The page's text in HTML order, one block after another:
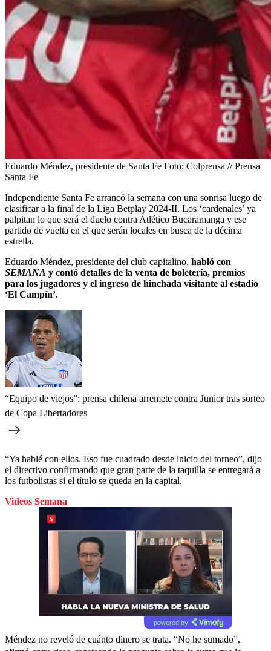
Eduardo Méndez, presidente de Santa Fe Foto: Colprensa // Prensa
Santa Fe
Independiente Santa Fe arrancó la semana con una sonrisa luego de
clasificar a la final de la Liga Betplay 2024-II. Los ‘cardenales’ ya
palpitan lo que será el duelo contra Atlético Bucaramanga y ese
partido de vuelta en el que serán locales en busca de la décima
estrella.
Eduardo Méndez, presidente del club capitalino, habló con
SEMANA y contó detalles de la venta de boletería, premios
para los jugadores y el ingreso de hinchada visitante al estadio
‘El Campín’.
“Equipo de viejos”: prensa chilena arremete contra Junior tras sorteo
de Copa Libertadores
“Ya hablé con ellos. Eso fue cuadrado desde inicio del torneo”, dijo
el directivo confirmando que gran parte de la taquilla se entregará a
los futbolistas si el título se queda en la capital.
Videos Semana
powered by
Méndez no reveló de cuánto dinero se trata. “No he sumado”,